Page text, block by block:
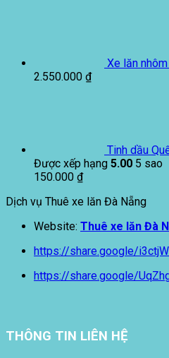
Xe lăn
2.550.000 ₫
Tinh dầu
Được xếp hạng 5.00 5 sao
150.000 ₫
Dịch vụ Thuê xe lăn Đà Nẵng
Website: Thuê xe lăn Đà
https://share.google/
https://share.google/
THÔNG TIN LIÊN HỆ